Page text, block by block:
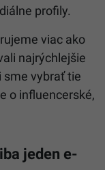
profily.
viac ako
najrýchlejšie
sme vybrať tie
o influencerské,
jeden e-